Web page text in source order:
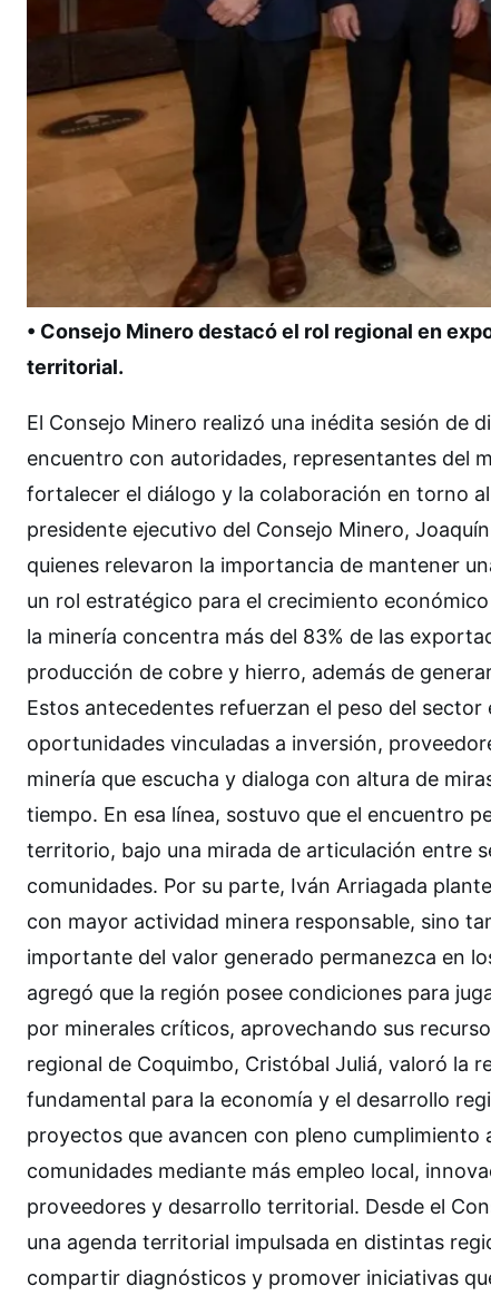
• Consejo Minero destacó el rol regional en
territorial.
El Consejo Minero realizó una inédita sesión de
encuentro con autoridades, representantes del
fortalecer el diálogo y la colaboración en torno
presidente ejecutivo del Consejo Minero,
quienes relevaron la importancia de mantener
un rol estratégico para el crecimiento
la minería concentra más del 83% de las
producción de cobre y hierro, además de
Estos antecedentes refuerzan el peso del
oportunidades vinculadas a inversión,
minería que escucha y dialoga con altura de
tiempo. En esa línea, sostuvo que el encuentro
territorio, bajo una mirada de articulación entre
comunidades. Por su parte, Iván Arriagada
con mayor actividad minera responsable, sino
importante del valor generado permanezca en
agregó que la región posee condiciones para
por minerales críticos, aprovechando sus
regional de Coquimbo, Cristóbal Juliá, valoró la
fundamental para la economía y el desarrollo
proyectos que avancen con pleno
comunidades mediante más empleo local,
proveedores y desarrollo territorial. Desde el
una agenda territorial impulsada en distintas
compartir diagnósticos y promover iniciativas